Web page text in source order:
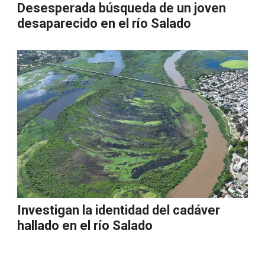
Desesperada búsqueda de un joven
desaparecido en el río Salado
Investigan la identidad del cadáver
hallado en el río Salado